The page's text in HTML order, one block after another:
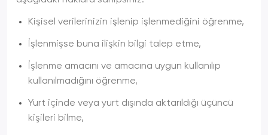
Kişisel verilerinizin işlenip işlenmediğini öğrenme,
İşlenmişse buna ilişkin bilgi talep etme,
İşlenme amacını ve amacına uygun kullanılıp
kullanılmadığını öğrenme,
Yurt içinde veya yurt dışında aktarıldığı üçüncü
kişileri bilme,